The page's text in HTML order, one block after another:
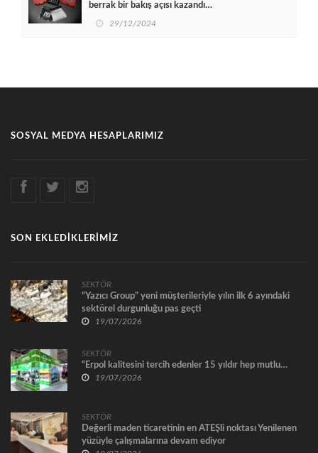
berrak bir bakış açısı kazandı…
29/12/2024
SOSYAL MEDYA HESAPLARIMIZ
SON EKLEDİKLERİMİZ
SEKTÖR
“Yazıcı Group” yeni müşterileriyle yılın ilk 6 ayındaki
sektörel durgunluğu pas geçti
19/07/2026
SEKTÖR
“Erpol kalitesini tercih edenler 15 yıldır hep mutlu…
19/07/2026
SEKTÖR
Değerli maden ticaretinin en ATEŞli noktası Yenilenen
yüzüyle çalışmalarına devam ediyor